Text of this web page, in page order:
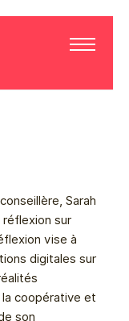
Sarah
réflexion sur
vise à
digitales sur
coopérative et
son